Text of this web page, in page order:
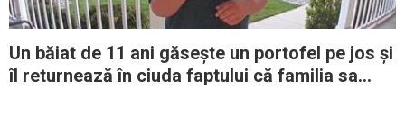
Un băiat de 11 ani găsește un portofel pe jos și
îl returnează în ciuda faptului că familia sa